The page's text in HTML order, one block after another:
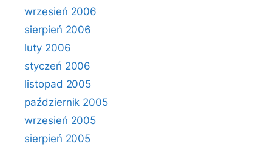
wrzesień 2006
sierpień 2006
luty 2006
styczeń 2006
listopad 2005
październik 2005
wrzesień 2005
sierpień 2005